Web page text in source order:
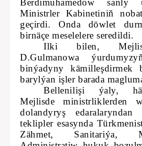
Berdimuhamedow sanly
Ministrler Kabinetiniň
geçirdi. Onda döwlet
birnäçe meselelere seredildi.
Ilki bilen,
D.Gulmanowa
binýadyny kämilleşdirmek
barylýan işler barada
Bellenilişi ýaly,
Mejlisde ministrliklerden
dolandyryş
teklipler esasynda
Zähmet, Sanitariýa,